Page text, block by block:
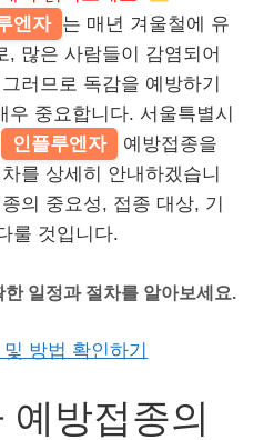
엔자 는 매년 겨울철에 유
, 많은 사람들이 감염되어
러므로 독감을 예방하기
우 중요합니다. 서울특별시
인플루엔자
예방접종을
를 상세히 안내하겠습니
의 중요성, 접종 대상, 기
룰 것입니다.
일정과 절차를 알아보세요.
방법 확인하기
예방접종의